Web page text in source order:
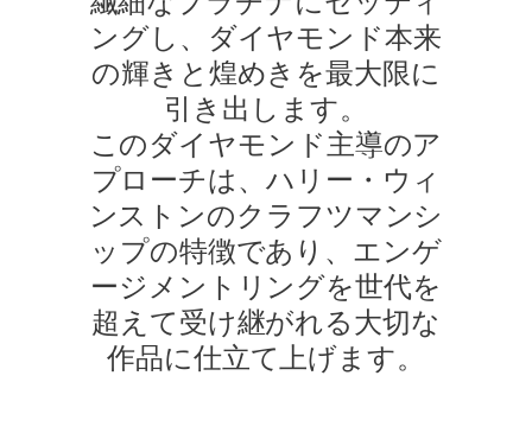
ングし、ダイヤモンド本来
の輝きと煌めきを最大限に
引き出します。
このダイヤモンド主導のア
プローチは、ハリー・ウィ
ンストンのクラフツマンシ
ップの特徴であり、エンゲ
ージメントリングを世代を
超えて受け継がれる大切な
作品に仕立て上げます。